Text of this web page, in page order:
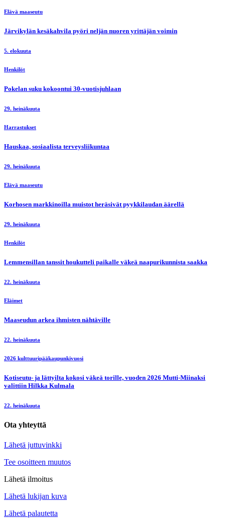
Elävä maaseutu
Järvikylän kesäkahvila pyöri neljän nuoren yrittäjän voimin
5. elokuuta
Henkilöt
Pokelan suku kokoontui 30-vuotisjuhlaan
29. heinäkuuta
Harrastukset
Hauskaa, sosiaalista terveysliikuntaa
29. heinäkuuta
Elävä maaseutu
Korhosen markkinoilla muistot heräsivät pyykkilaudan äärellä
29. heinäkuuta
Henkilöt
Lemmensillan tanssit houkutteli paikalle väkeä naapurikunnista saakka
22. heinäkuuta
Eläimet
Maaseudun arkea ihmisten nähtäville
22. heinäkuuta
2026 kulttuuripääkaupunkivuosi
Kotiseutu- ja lättyilta kokosi väkeä torille, vuoden 2026 Mutti-Miinaksi
valittiin Hilkka Kulmala
22. heinäkuuta
Ota yhteyttä
Lähetä juttuvinkki
Tee osoitteen muutos
Lähetä ilmoitus
Lähetä lukijan kuva
Lähetä palautetta